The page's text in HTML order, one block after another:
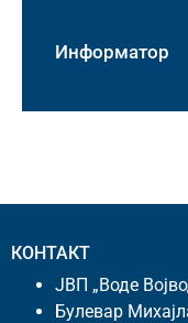
Информатор
КОНТАКТ
ЈВП „Воде
Булевар